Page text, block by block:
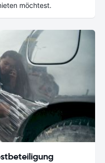
möchtest.